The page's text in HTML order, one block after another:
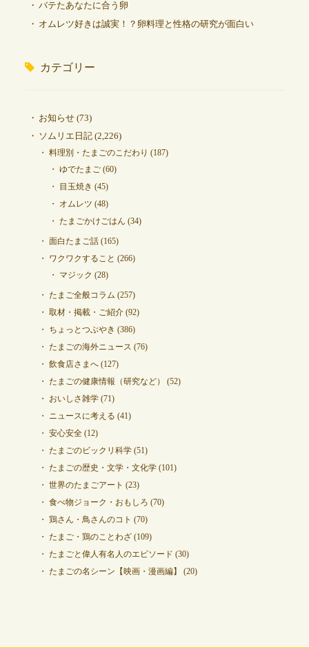
バテたあなたに合う卵
オムレツ好きは誠実！？卵料理と性格の研究が面白い
カテゴリー
お知らせ(73)
ソムリエ日記(2,226)
料理別・たまごのこだわり (187)
ゆでたまご(60)
目玉焼き (45)
オムレツ (48)
たまごかけごはん (34)
面白たまご話(165)
ワクワクすること (266)
マジック (28)
たまご全般コラム (257)
取材・掲載・ご紹介(92)
ちょっとつぶやき (386)
たまごの海外ニュース (76)
飲食店さまへ(127)
たまごの健康情報（研究など）
(52)
おいしさ雑学(71)
ニュースに考える (41)
安心安全(12)
たまごのビックリ科学(51)
たまごの歴史・文学・文化学(101)
世界のたまごアート (23)
食べ物ジョーク・おもしろ (70)
鶏さん・鳥さんのコト (70)
たまご・鶏のことわざ(109)
たまごと偉人有名人のエピソード (30)
たまごの名シーン【映画・漫画編】
(20)